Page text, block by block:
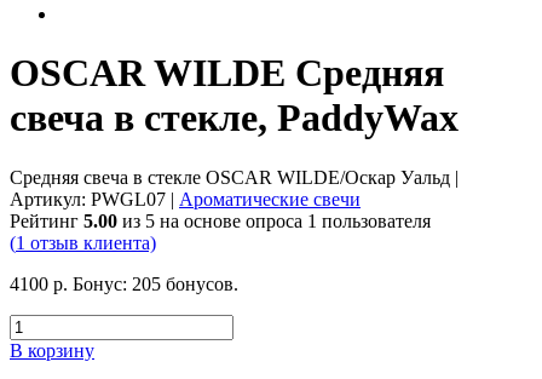
OSCAR WILDE Средняя
свеча в стекле, PaddyWax
Средняя свеча в стекле OSCAR WILDE/Оскар Уальд |
Артикул: PWGL07 | Ароматические свечи
Рейтинг 5.00 из 5 на основе опроса 1 пользователя
(1 отзыв клиента)
4100 р. Бонус: 205 бонусов.
В корзину